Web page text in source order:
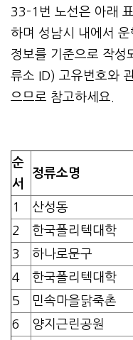
33-1번 노선은 아래
하며 성남시 내에서
정보를 기준으로 작성
류소 ID) 고유번호와
으므로 참고하세요.
순
서
정류소명
1
산성동
2
한국폴리텍대학
3
하나로문구
4
한국폴리텍대학
5
민속마을닭죽촌
6
양지근린공원